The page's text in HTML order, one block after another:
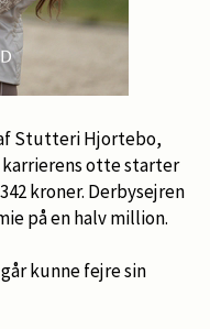
Stutteri Hjortebo,
otte starter
kroner. Derbysejren
på en halv million.
kunne fejre sin